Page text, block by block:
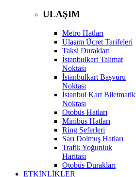
ULAŞIM
Metro Hatları
Ulaşım Ücret Tarifeleri
Taksi Durakları
İstanbulkart Talimat
Noktası
İstanbulkart Başvuru
Noktası
İstanbul Kart Biletmatik
Noktası
Otobüs Hatları
Minibüs Hatları
Ring Seferleri
Sarı Dolmuş Hatları
Trafik Yoğunluk
Haritası
Otobüs Durakları
ETKİNLİKLER